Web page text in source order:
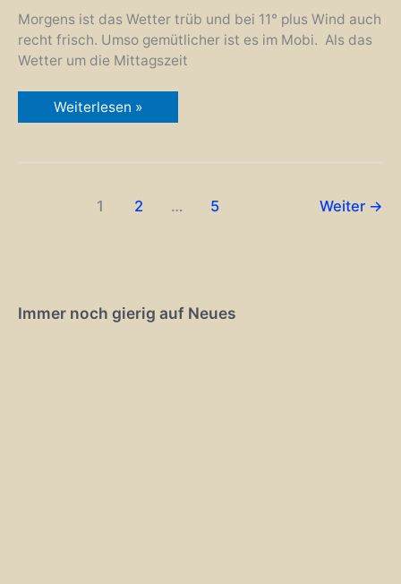
Morgens ist das Wetter trüb und bei 11° plus Wind auch
recht frisch. Umso gemütlicher ist es im Mobi. Als das
Wetter um die Mittagszeit
116.
Tag:
Weiterlesen »
1 2 … 5 Weiter →
Immer noch gierig auf Neues